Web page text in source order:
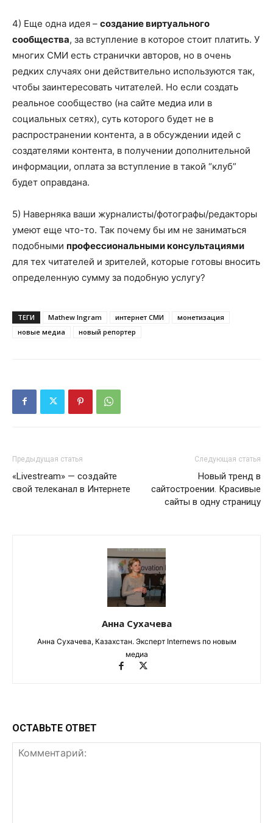
4) Еще одна идея – создание виртуального
сообщества, за вступление в которое стоит платить. У
многих СМИ есть странички авторов, но в очень
редких случаях они действительно используются так,
чтобы заинтересовать читателей. Но если создать
реальное сообщество (на сайте медиа или в
социальных сетях), суть которого будет не в
распространении контента, а в обсуждении идей с
создателями контента, в получении дополнительной
информации, оплата за вступление в такой “клуб”
будет оправдана.
5) Наверняка ваши журналисты/фотографы/редакторы
умеют еще что-то. Так почему бы им не заниматься
подобными профессиональными консультациями
для тех читателей и зрителей, которые готовы вносить
определенную сумму за подобную услугу?
ТЕГИ Mathew Ingram интернет СМИ
монетизация
новые медиа
новый репортер
Предыдущая статья
«Livestream» — создайте
свой телеканал в Интернете
Следующая статья
Новый тренд в
сайтостроении. Красивые
сайты в одну страницу
Анна Сухачева
Анна Сухачева, Казахстан. Эксперт Internews по новым
медиа
ОСТАВЬТЕ ОТВЕТ